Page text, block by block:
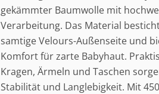
gekämmter Baumwolle mit
Verarbeitung. Das Material
samtige Velours-Außenseite und
Komfort für zarte Babyhaut.
Kragen, Ärmeln und Taschen
Stabilität und Langlebigkeit. Mit